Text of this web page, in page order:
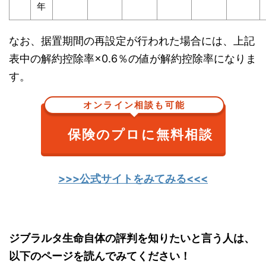
年
なお、据置期間の再設定が行われた場合には、上記
表中の解約控除率×0.6％の値が解約控除率になりま
す。
オンライン相談も可能
保険のプロに無料相談
>>>公式サイトをみてみる<<<
ジブラルタ生命自体の評判を知りたいと言う人は、
以下のページを読んでみてください！